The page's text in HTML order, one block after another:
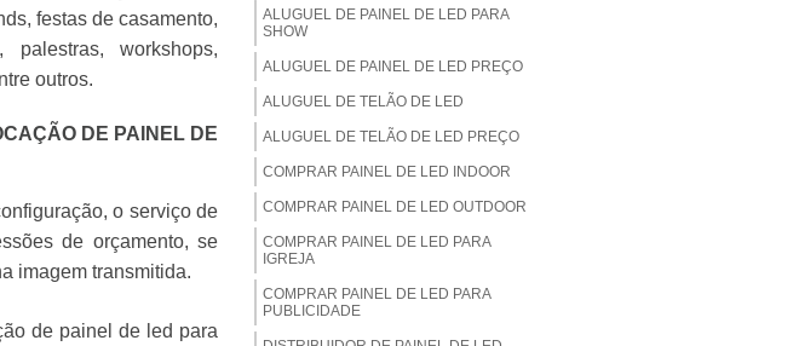
festas de casamento,
workshops,
outros.
DE PAINEL DE
o serviço de
de orçamento, se
imagem transmitida.
de painel de led para
ALUGUEL DE PAINEL DE LED PARA
SHOW
ALUGUEL DE PAINEL DE LED PREÇO
ALUGUEL DE TELÃO DE LED
ALUGUEL DE TELÃO DE LED PREÇO
COMPRAR PAINEL DE LED INDOOR
COMPRAR PAINEL DE LED OUTDOOR
COMPRAR PAINEL DE LED PARA
IGREJA
COMPRAR PAINEL DE LED PARA
PUBLICIDADE